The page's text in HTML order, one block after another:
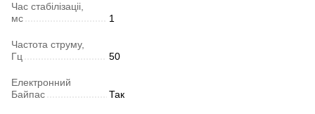
Час стабілізаціі,
мс
1
Частота струму,
Гц
50
Електронний
Байпас
Так